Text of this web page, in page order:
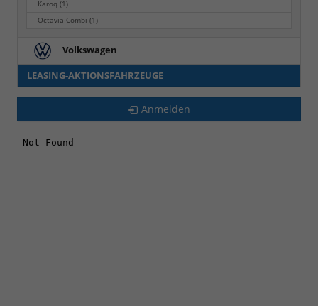
Karoq(1)
Octavia Combi(1)
Volkswagen
LEASING-AKTIONSFAHRZEUGE
Anmelden